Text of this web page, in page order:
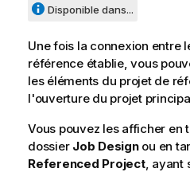
Disponible dans...
Une fois la connexion entre
référence établie, vous
les éléments du projet de
l'ouverture du projet
Vous pouvez les afficher en
dossier Job Designou en
Referenced Project, ayant